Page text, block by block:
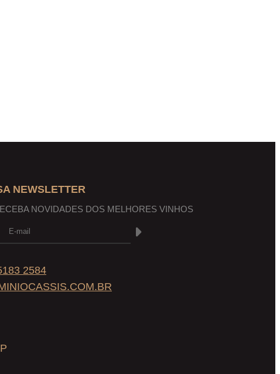
NEWSLETTER
NOVIDADES DOS MELHORES VINHOS
2584